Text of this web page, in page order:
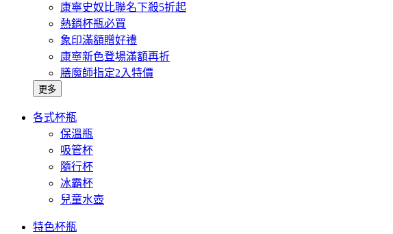
康寧史奴比聯名下殺5折起
熱銷杯瓶必買
象印滿額贈好禮
康寧新色登場滿額再折
膳魔師指定2入特價
更多
各式杯瓶
保溫瓶
吸管杯
隨行杯
冰霸杯
兒童水壺
特色杯瓶